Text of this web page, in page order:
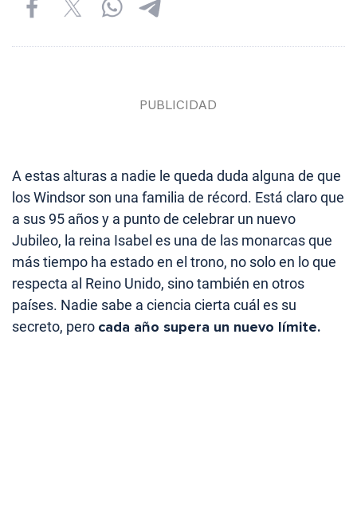
A estas alturas a nadie le queda duda alguna de que
los Windsor son una familia de récord. Está claro que
a sus 95 años y a punto de celebrar un nuevo
Jubileo, la reina Isabel es una de las monarcas que
más tiempo ha estado en el trono, no solo en lo que
respecta al Reino Unido, sino también en otros
países. Nadie sabe a ciencia cierta cuál es su
secreto, pero cada año supera un nuevo límite.